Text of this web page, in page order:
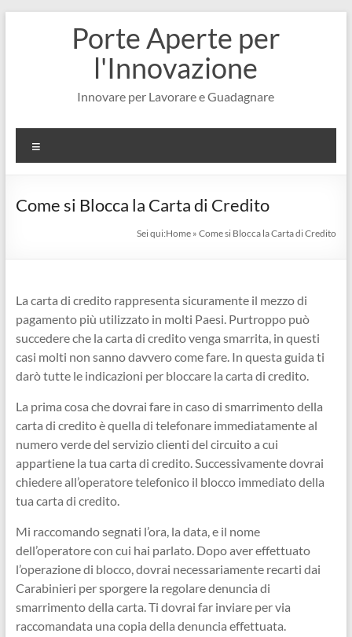
Porte Aperte per
l'Innovazione
Innovare per Lavorare e Guadagnare
Come si Blocca la Carta di Credito
Sei qui:Home »Come si Blocca la Carta di Credito
La carta di credito rappresenta sicuramente il mezzo di
pagamento più utilizzato in molti Paesi. Purtroppo può
succedere che la carta di credito venga smarrita, in questi
casi molti non sanno davvero come fare. In questa guida ti
darò tutte le indicazioni per bloccare la carta di credito.
La prima cosa che dovrai fare in caso di smarrimento della
carta di credito è quella di telefonare immediatamente al
numero verde del servizio clienti del circuito a cui
appartiene la tua carta di credito. Successivamente dovrai
chiedere all’operatore telefonico il blocco immediato della
tua carta di credito.
Mi raccomando segnati l’ora, la data, e il nome
dell’operatore con cui hai parlato. Dopo aver effettuato
l’operazione di blocco, dovrai necessariamente recarti dai
Carabinieri per sporgere la regolare denuncia di
smarrimento della carta. Ti dovrai far inviare per via
raccomandata una copia della denuncia effettuata.